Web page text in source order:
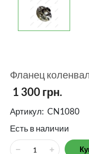
Фланец
1 300грн.
Артикул: CN1080
Есть в наличии